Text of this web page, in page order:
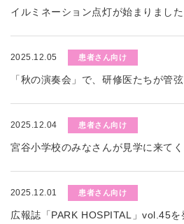
イルミネーション点灯が始まりました
2025.12.05 患者さん向け
「秋の演奏会」で、研修医たちが管
2025.12.04 患者さん向け
宮谷小学校のみなさんが見学に来て
2025.12.01 患者さん向け
広報誌「PARK HOSPITAL」vol.45を